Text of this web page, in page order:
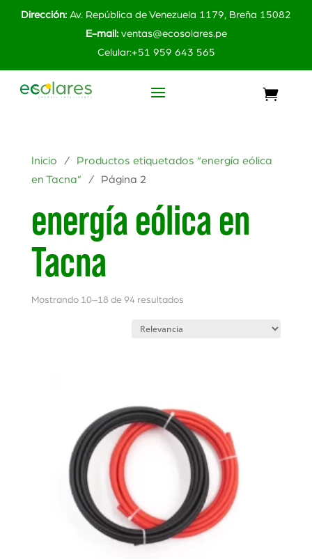
Dirección: Av. República de Venezuela 1179, Breña 15082
E-mail: ventas@ecosolares.pe
Celular:+51 959 643 565
Inicio / Productos etiquetados “energía eólica
en Tacna” / Página 2
energía eólica en
Tacna
Mostrando 10–18 de 94 resultados